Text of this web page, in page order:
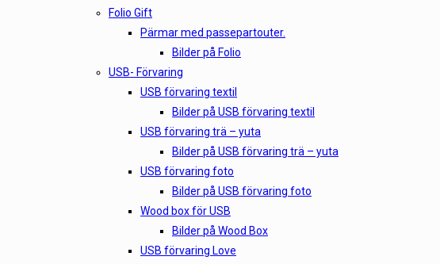
Folio Gift
Pärmar med passepartouter.
Bilder på Folio
USB- Förvaring
USB förvaring textil
Bilder på USB förvaring textil
USB förvaring trä – yuta
Bilder på USB förvaring trä – yuta
USB förvaring foto
Bilder på USB förvaring foto
Wood box för USB
Bilder på Wood Box
USB förvaring Love